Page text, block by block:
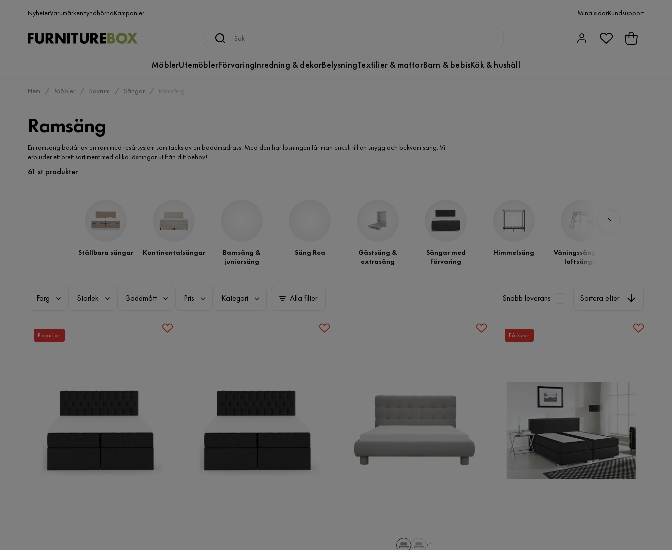
NyheterVarumärkenFyndhörnaKampanjer Mina sidorKundsupport
MöblerUtemöblerFörvaringInredning & dekorBelysningTextilier & mattorBarn & bebisKök & hushåll
Hem Möbler Sovrum Sängar Ramsäng
Ramsäng
En ramsäng består av en ram med resårsystem som täcks av en bäddmadrass. Med den här lösningen får man enkelt till en snygg och bekväm säng. Vi
erbjuder ett brett sortiment med olika lösningar utifrån ditt behov!
61 st produkter
Ställbara sängar Kontinentalsängar
Barnsäng &
juniorsäng
Säng Rea
Gästsäng &
extrasäng
Sängar med
förvaring
Himmelsäng
Våningssängar &
loftsängar
Färg Storlek Bäddmått Pris Kategori Alla filter Snabb leverans Sortera efter
Populär
+1
Få kvar